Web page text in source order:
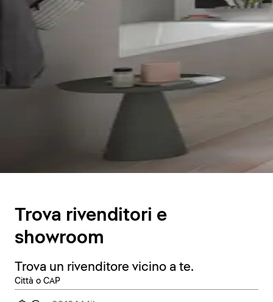
Trova rivenditori e
showroom
Trova un rivenditore vicino a te.
Città o CAP